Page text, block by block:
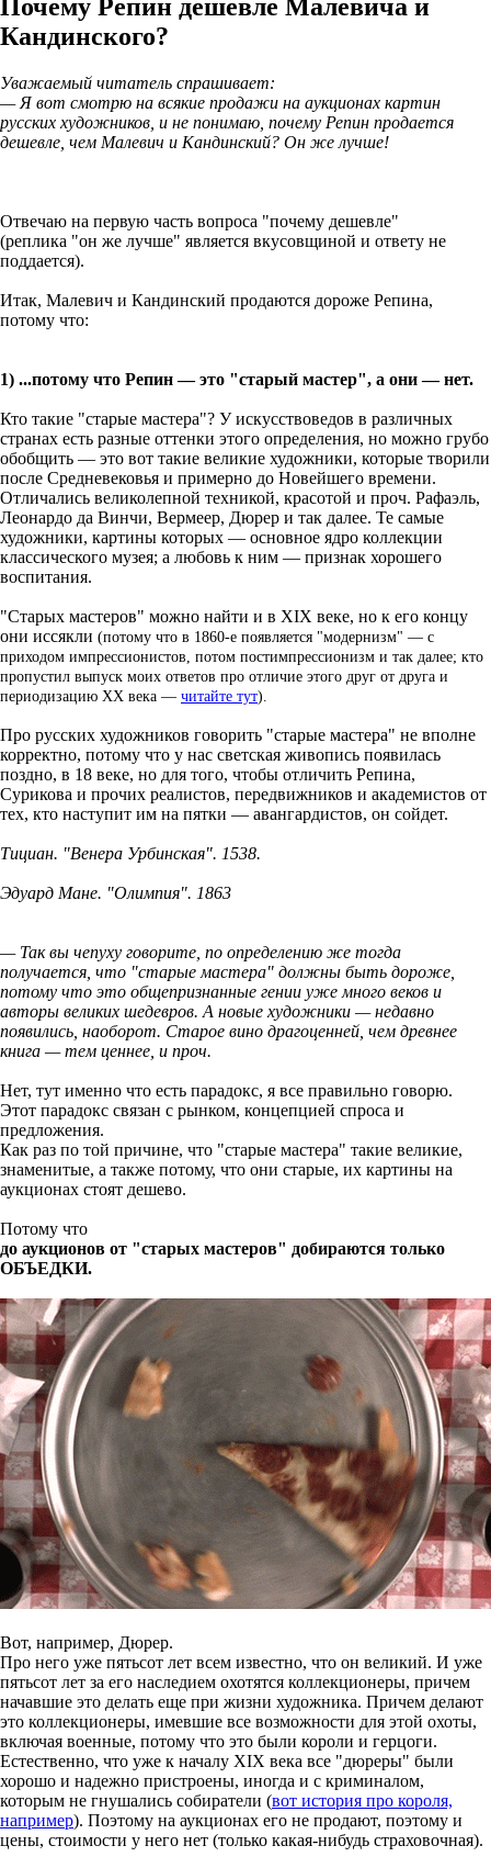
Почему Репин дешевле Малевича и
Кандинского?
Уважаемый читатель спрашивает:
— Я вот смотрю на всякие продажи на аукционах картин
русских художников, и не понимаю, почему Репин продается
дешевле, чем Малевич и Кандинский? Он же лучше!
Отвечаю на первую часть вопроса "почему дешевле"
(реплика "он же лучше" является вкусовщиной и ответу не
поддается).
Итак, Малевич и Кандинский продаются дороже Репина,
потому что:
1) ...потому что Репин — это "старый мастер", а они — нет.
Кто такие "старые мастера"? У искусствоведов в различных
странах есть разные оттенки этого определения, но можно грубо
обобщить — это вот такие великие художники, которые творили
после Средневековья и примерно до Новейшего времени.
Отличались великолепной техникой, красотой и проч. Рафаэль,
Леонардо да Винчи, Вермеер, Дюрер и так далее. Те самые
художники, картины которых — основное ядро коллекции
классического музея; а любовь к ним — признак хорошего
воспитания.
"Старых мастеров" можно найти и в XIX веке, но к его концу
они иссякли (потому что в 1860-е появляется "модернизм" — с
приходом импрессионистов, потом постимпрессионизм и так далее; кто
пропустил выпуск моих ответов про отличие этого друг от друга и
периодизацию ХХ века — читайте тут).
Про русских художников говорить "старые мастера" не вполне
корректно, потому что у нас светская живопись появилась
поздно, в 18 веке, но для того, чтобы отличить Репина,
Сурикова и прочих реалистов, передвижников и академистов от
тех, кто наступит им на пятки — авангардистов, он сойдет.
Тициан. "Венера Урбинская". 1538.
Эдуард Мане. "Олимпия". 1863
— Так вы чепуху говорите, по определению же тогда
получается, что "старые мастера" должны быть дороже,
потому что это общепризнанные гении уже много веков и
авторы великих шедевров. А новые художники — недавно
появились, наоборот. Старое вино драгоценней, чем древнее
книга — тем ценнее, и проч.
Нет, тут именно что есть парадокс, я все правильно говорю.
Этот парадокс связан с рынком, концепцией спроса и
предложения.
Как раз по той причине, что "старые мастера" такие великие,
знаменитые, а также потому, что они старые, их картины на
аукционах стоят дешево.
Потому что
до аукционов от "старых мастеров" добираются только
ОБЪЕДКИ.
Вот, например, Дюрер.
Про него уже пятьсот лет всем известно, что он великий. И уже
пятьсот лет за его наследием охотятся коллекционеры, причем
начавшие это делать еще при жизни художника. Причем делают
это коллекционеры, имевшие все возможности для этой охоты,
включая военные, потому что это были короли и герцоги.
Естественно, что уже к началу XIX века все "дюреры" были
хорошо и надежно пристроены, иногда и с криминалом,
которым не гнушались собиратели (вот история про короля,
например). Поэтому на аукционах его не продают, поэтому и
цены, стоимости у него нет (только какая-нибудь страховочная).